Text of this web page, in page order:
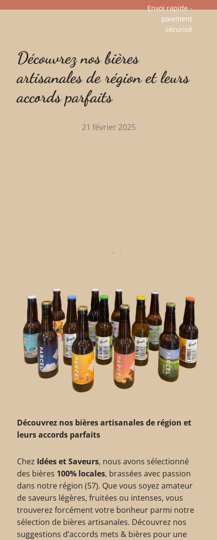
contenu
Envoi rapide -
paiement
sécurisé​
Découvrez nos bières
artisanales de région et leurs
accords parfaits
21 février 2025
Découvrez nos bières artisanales de région et
leurs accords parfaits
Chez Idées et Saveurs, nous avons sélectionné
des bières 100% locales, brassées avec passion
dans notre région (57). Que vous soyez amateur
de saveurs légères, fruitées ou intenses, vous
trouverez forcément votre bonheur parmi notre
sélection de bières artisanales. Découvrez nos
suggestions d’accords mets & bières pour une